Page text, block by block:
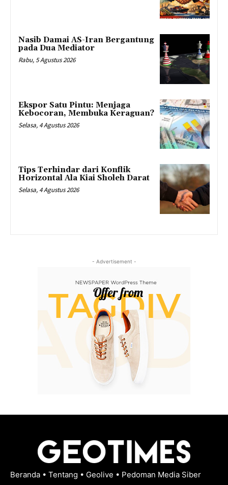
Nasib Damai AS-Iran Bergantung
pada Dua Mediator
Rabu, 5 Agustus 2026
Ekspor Satu Pintu: Menjaga
Kebocoran, Membuka Keraguan?
Selasa, 4 Agustus 2026
Tips Terhindar dari Konflik
Horizontal Ala Kiai Sholeh Darat
Selasa, 4 Agustus 2026
- Advertisement -
Beranda • Tentang • Geolive • Pedoman Media Siber